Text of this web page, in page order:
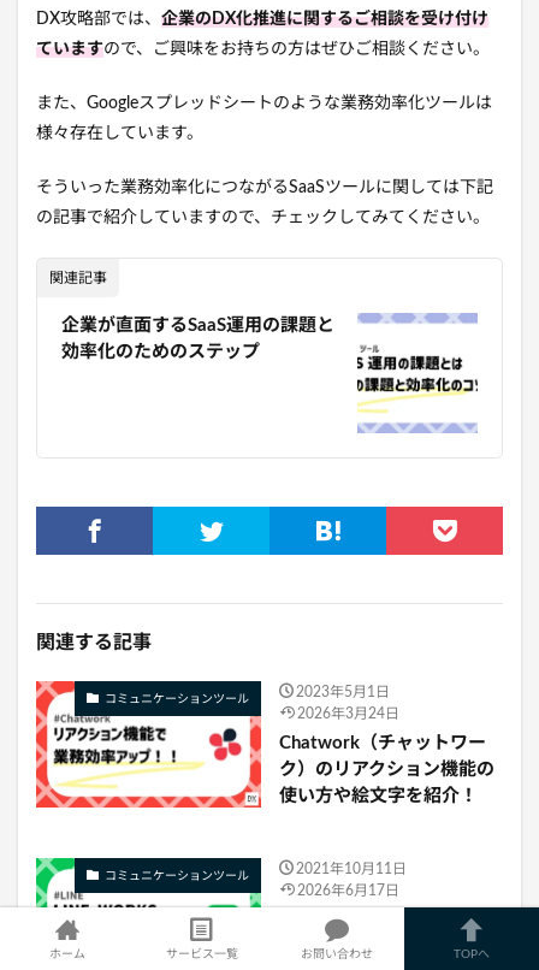
DX攻略部では、 企業のDX化推進に関するご相談を受け付け
ていますので、ご興味をお持ちの方はぜひご相談ください。
また、Googleスプレッドシートのような業務効率化ツールは
様々存在しています。
そういった業務効率化につながるSaaSツールに関しては下記
の記事で紹介していますので、チェックしてみてください。
関連記事
企業が直面するSaaS運用の課題と
効率化のためのステップ
関連する記事
コミュニケーションツール
2023年5月1日
2026年3月24日
Chatwork（チャットワー
ク）のリアクション機能の
使い方や絵文字を紹介！
コミュニケーションツール
2021年10月11日
2026年6月17日
【2024年最新】LINE
WORKSの料金や評判は？
ホーム サービス一覧 お問い合わせ TOPへ